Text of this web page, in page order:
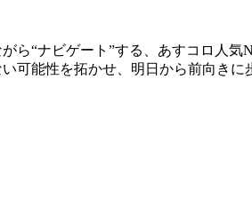
ら“ナビゲート”する、あすコロ人
可能性を拓かせ、明日から前向きに